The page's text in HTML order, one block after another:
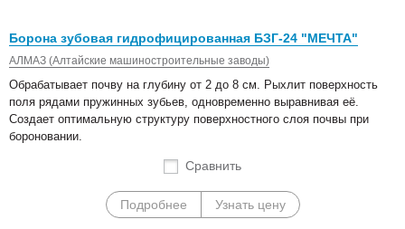
Борона зубовая гидрофицированная БЗГ-24 "МЕЧТА"
АЛМАЗ (Алтайские машиностроительные заводы)
Обрабатывает почву на глубину от 2 до 8 см. Рыхлит поверхность
поля рядами пружинных зубьев, одновременно выравнивая её.
Создает оптимальную структуру поверхностного слоя почвы при
бороновании.
Сравнить
Подробнее Узнать цену